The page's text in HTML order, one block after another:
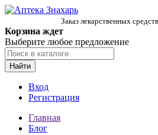
Заказ лекарственных
Корзина ждет
Выберите любое предложение
Найти
Вход
Регистрация
Главная
Блог